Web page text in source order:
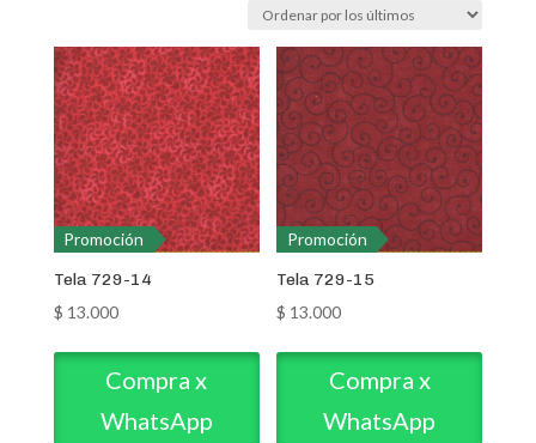
los
últimos
Promoción
Tela 729-14
$ 13.000
Compra x
WhatsApp
Promoción
Tela 729-15
$ 13.000
Compra x
WhatsApp